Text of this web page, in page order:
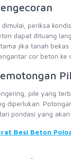
periksa
dapat dituang
jika tanah
cor beton ke
pile yang
diperlukan.
pondasi yang
Besi Beton